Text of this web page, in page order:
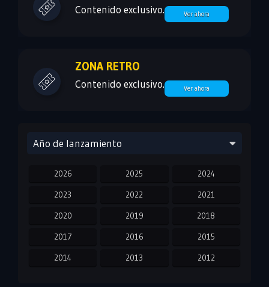
Contenido exclusivo. Ver ahora
ZONA RETRO
Contenido exclusivo. Ver ahora
Año de lanzamiento
2026 2025 2024
2023 2022 2021
2020 2019 2018
2017 2016 2015
2014 2013 2012